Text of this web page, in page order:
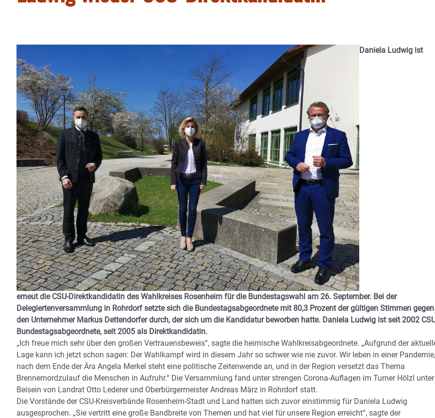
Daniela Ludwig ist
erneut die CSU-Direktkandidatin des Wahlkreises Rosenheim für die Bundestagswahl am 26. September. Bei der
Delegiertenversammlung in Rohrdorf setzte sich die Bundestagsabgeordnete mit 80,3 Prozent der gültigen Stimmen gegen
den Unternehmer Markus Dettendorfer durch, der sich um die Kandidatur beworben hatte. Daniela Ludwig ist seit 2002
Bundestagsabgeordnete, seit 2005 als Direktkandidatin.
„Ich freue mich sehr über den großen Vertrauensbeweis“, sagte die heimische Wahlkreisabgeordnete. „Aufgrund der
Lage kann ich jetzt schon sagen: Der Wahlkampf wird in diesem Jahr so schwer wie nie zuvor. Wir leben in einer Pandemie,
nach dem Ende der Ära Angela Merkel steht eine politische Zeitenwende an, und in der Region versetzt das Thema
Brennernordzulauf die Menschen in Aufruhr.“ Die Versammlung fand unter strengen Corona-Auflagen im Turner Hölzl unter
Beisein von Landrat Otto Lederer und Oberbürgermeister Andreas März in Rohrdorf statt.
Die Vorstände der CSU-Kreisverbände Rosenheim-Stadt und Land hatten sich zuvor einstimmig für Daniela Ludwig
ausgesprochen. „Sie vertritt eine große Bandbreite von Themen und hat viel für unsere Region erreicht“, sagte der